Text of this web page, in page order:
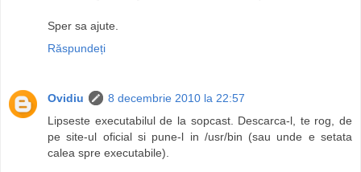
Sper sa ajute.
Răspundeți
Ovidiu
8 decembrie 2010 la 22:57
Lipseste executabilul de la sopcast. Descarca-l, te rog, de
pe site-ul oficial si pune-l in /usr/bin (sau unde e setata
calea spre executabile).